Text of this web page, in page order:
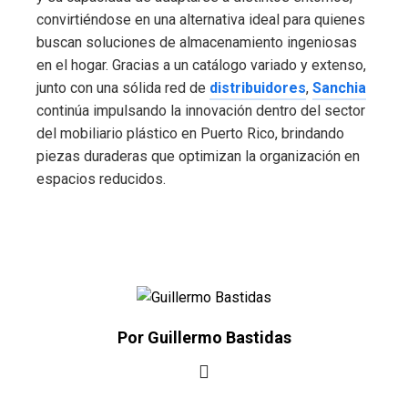
convirtiéndose en una alternativa ideal para quienes
buscan soluciones de almacenamiento ingeniosas
en el hogar. Gracias a un catálogo variado y extenso,
junto con una sólida red de distribuidores, Sanchia
continúa impulsando la innovación dentro del sector
del mobiliario plástico en Puerto Rico, brindando
piezas duraderas que optimizan la organización en
espacios reducidos.
Por Guillermo Bastidas